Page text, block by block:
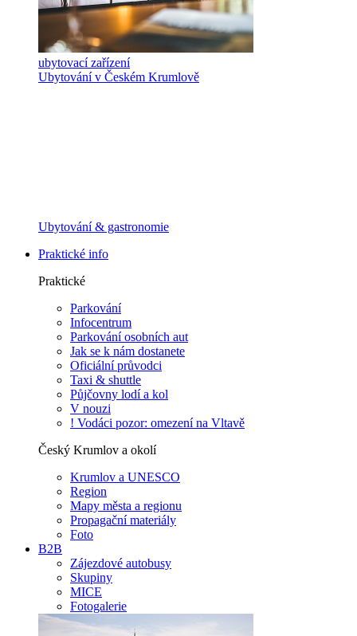
ubytovací zařízení
Ubytování v Českém Krumlově
Ubytování & gastronomie
Praktické info
Praktické
Parkování
Infocentrum
Parkování osobních aut
Jak se k nám dostanete
Oficiální průvodci
Taxi & shuttle
Půjčovny lodí a kol
V nouzi
! Vodáci pozor: omezení na Vltavě
Český Krumlov a okolí
Krumlov a UNESCO
Region
Mapy města a regionu
Propagační materiály
Foto
B2B
Zájezdové autobusy
Skupiny
MICE
Fotogalerie